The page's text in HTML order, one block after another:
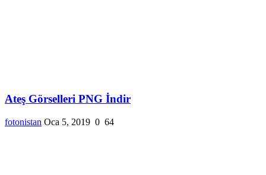
Ateş Görselleri PNG İndir
fotonistan Oca 5, 2019 0 64